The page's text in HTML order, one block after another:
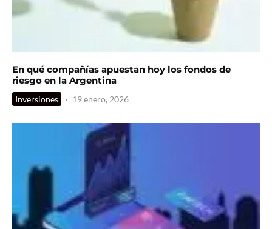
En qué compañías apuestan hoy los fondos de
riesgo en la Argentina
Inversiones · 19 enero, 2026